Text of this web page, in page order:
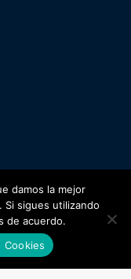
damos la mejor
Si sigues utilizando
de acuerdo.
Cookies